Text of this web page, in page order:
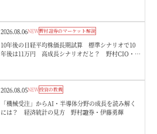
2026.08.06NEW野村證券のマーケット解説
10年後の日経平均株価長期試算 標準シナリオで10
年後は11万円 高成長シナリオだと？ 野村CIO・宮
2026.08.05NEW投資の教養
「機械受注」からAI・半導体分野の成長を読み解く
には？ 経済統計の見方 野村證券・伊藤勇輝